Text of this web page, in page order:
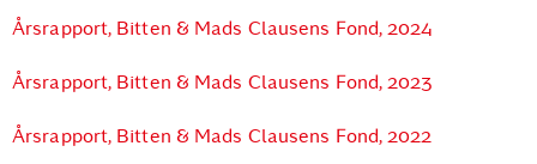
Årsrapport, Bitten & Mads Clausens Fond, 2024
Årsrapport, Bitten & Mads Clausens Fond, 2023
Årsrapport, Bitten & Mads Clausens Fond, 2022